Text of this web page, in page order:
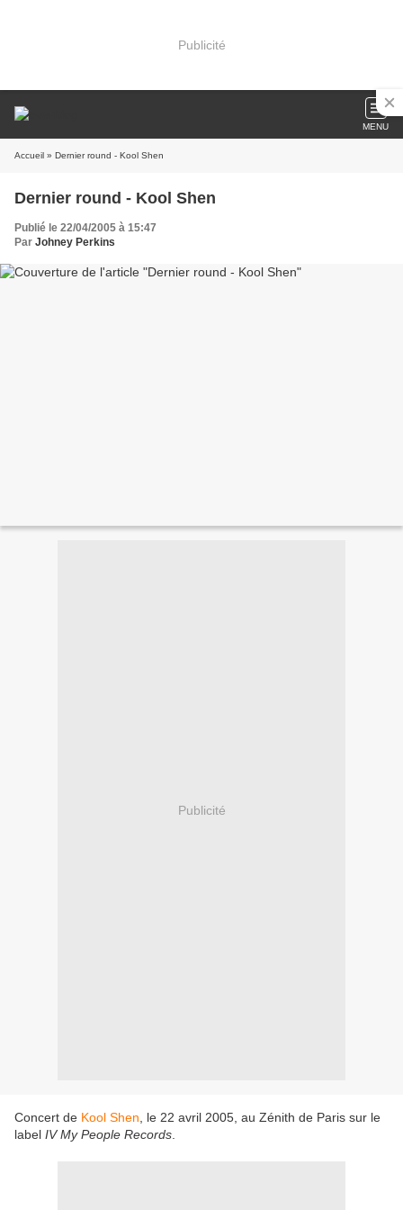
Publicité
MENU
Accueil » Dernier round - Kool Shen
Dernier round - Kool Shen
Publié le 22/04/2005 à 15:47
Par Johney Perkins
Publicité
Concert de Kool Shen , le 22 avril 2005, au Zénith de Paris sur le
label IV My People Records